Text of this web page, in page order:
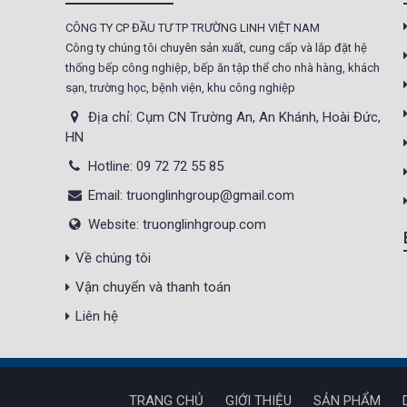
21.300.000 đ
20.500.000 đ
Không áp
dụng
Còn hàng
Giá : 5.000.000 đ
Máy Làm Kem Tươi
CÔNG TY CP ĐẦU TƯ TP TRƯỜNG LINH VIỆT NAM
Công ty chúng tôi chuyên sản xuất, cung cấp và lắp đặt hệ
thống bếp công nghiệp, bếp ăn tập thể cho nhà hàng, khách
sạn, trường học, bệnh viện, khu công nghiệp
Địa chỉ: Cụm CN Trường An, An Khánh, Hoài Đức,
HN
Hotline: 09 72 72 55 85
Email: truonglinhgroup@gmail.com
Website: truonglinhgroup.com
Về chúng tôi
Vận chuyển và thanh toán
Liên hệ
TRANG CHỦ GIỚI THIỆU SẢN PHẨM